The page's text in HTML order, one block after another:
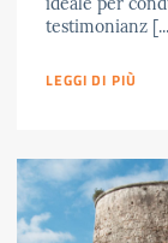
testimonianz
LEGGI DI PIÙ